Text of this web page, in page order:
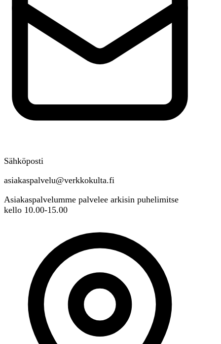
Sähköposti
asiakaspalvelu@verkkokulta.fi
Asiakaspalvelumme palvelee arkisin puhelimitse
kello 10.00-15.00